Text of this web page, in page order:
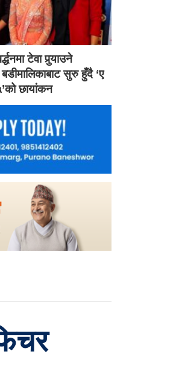
टेवा पुर्‍याउने
सुरु हुँदै ‘ए
छायांकन